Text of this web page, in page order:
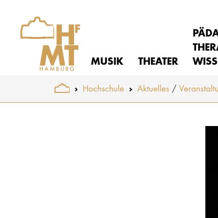
MUSIK THEATER
You are here:Hochschule Aktuelles